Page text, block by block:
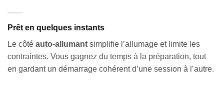
Prêt en quelques instants
Le côté auto-allumant simplifie l’allumage et limite les
contraintes. Vous gagnez du temps à la préparation, tout
en gardant un démarrage cohérent d’une session à l’autre.